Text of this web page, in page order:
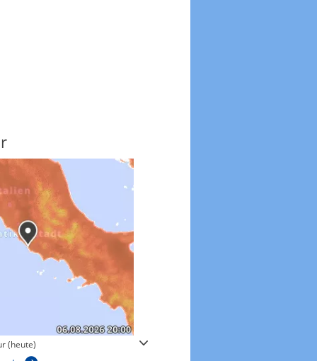
(heute) Windgeschwindigkeiten in 3h